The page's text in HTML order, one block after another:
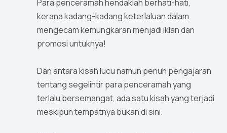
Para penceramah hendaklah berhati-hati,
kerana kadang-kadang keterlaluan dalam
mengecam kemungkaran menjadi iklan dan
promosi untuknya!
Dan antara kisah lucu namun penuh pengajaran
tentang segelintir para penceramah yang
terlalu bersemangat, ada satu kisah yang terjadi
meskipun tempatnya bukan di sini.